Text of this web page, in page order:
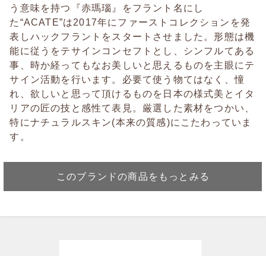
う意味を持つ『赤瑪瑙』をフラント名にし
た“ACATE”は2017年にファーストコレクションを発
表しハックフラントをスタートさせました。形態は機
能に従うをテサインコンセフトとし、シンフルてある
事、時か経ってもなお美しいと思えるものを主眼にテ
サイン活動を行います。必要て使う物てはなく、憧
れ、欲しいと思って頂けるものを日本の様式美とイタ
リアの匠の技と感性て表見。厳選した素材をつかい、
特にナチュラルスキン(本来の質感)にこたわっていま
す。
このブランドの商品をもっとみる